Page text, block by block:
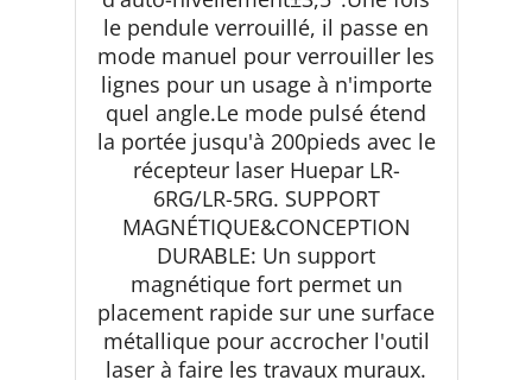
le pendule verrouillé, il passe en
mode manuel pour verrouiller les
lignes pour un usage à n'importe
quel angle.Le mode pulsé étend
la portée jusqu'à 200pieds avec le
récepteur laser Huepar LR-
6RG/LR-5RG. SUPPORT
MAGNÉTIQUE&CONCEPTION
DURABLE: Un support
magnétique fort permet un
placement rapide sur une surface
métallique pour accrocher l'outil
laser à faire les travaux muraux.